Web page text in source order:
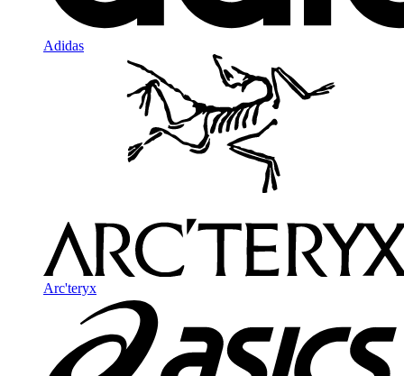
Adidas
Arc'teryx